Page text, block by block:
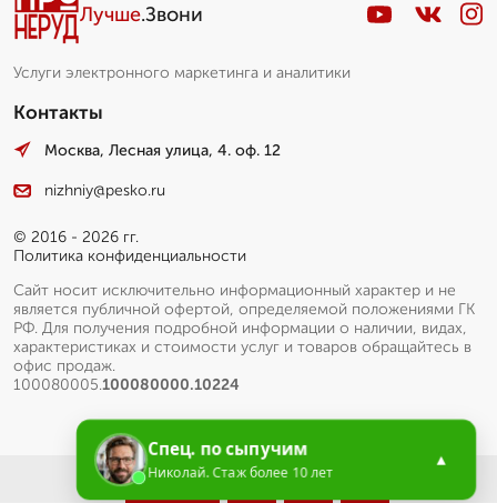
Лучше.Звони
Услуги электронного маркетинга и аналитики
Контакты
Москва, Лесная улица, 4. оф. 12
nizhniy@pesko.ru
© 2016 - 2026 гг.
Политика конфиденциальности
Сайт носит исключительно информационный характер и не
является публичной офертой, определяемой положениями ГК
РФ. Для получения подробной информации о наличии, видах,
характеристиках и стоимости услуг и товаров обращайтесь в
офис продаж.
100080005.100080000.10224
Спец. по сыпучим
Николай. Стаж более 10 лет
▲